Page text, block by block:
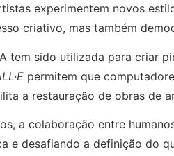
experimentem novos
criativo, mas também
tem sido utilizada para criar
permitem que
a restauração de obras de
a colaboração entre
e desafiando a definição do